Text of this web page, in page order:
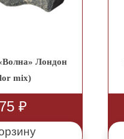
Лондон
mix)
₽